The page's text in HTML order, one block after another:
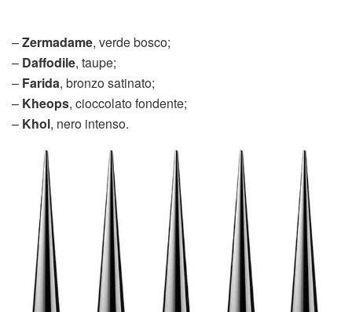
–Zermadame, verde bosco;
– Daffodile, taupe;
– Farida, bronzo satinato;
– Kheops, cioccolato fondente;
– Khol, nero intenso.